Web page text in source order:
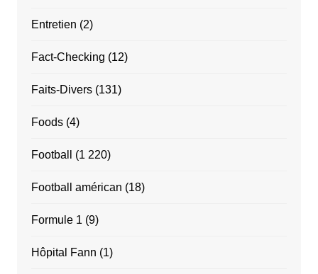
Entretien (2)
Fact-Checking (12)
Faits-Divers(131)
Foods(4)
Football (1 220)
Football américan (18)
Formule 1 (9)
Hôpital Fann (1)